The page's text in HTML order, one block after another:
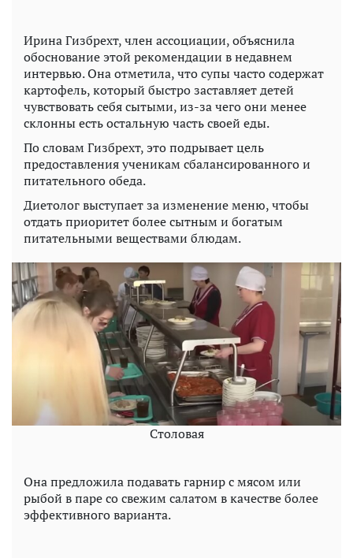
Ирина Гизбрехт, член ассоциации, объяснила
обоснование этой рекомендации в недавнем
интервью. Она отметила, что супы часто содержат
картофель, который быстро заставляет детей
чувствовать себя сытыми, из-за чего они менее
склонны есть остальную часть своей еды.
По словам Гизбрехт, это подрывает цель
предоставления ученикам сбалансированного и
питательного обеда.
Диетолог выступает за изменение меню, чтобы
отдать приоритет более сытным и богатым
питательными веществами блюдам.
Столовая
Она предложила подавать гарнир с мясом или
рыбой в паре со свежим салатом в качестве более
эффективного варианта.